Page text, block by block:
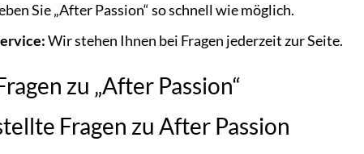
Sie „After Passion“ so schnell wie möglich.
Wir stehen Ihnen bei Fragen jederzeit zur Seite.
zu „After Passion“
Fragen zu After Passion